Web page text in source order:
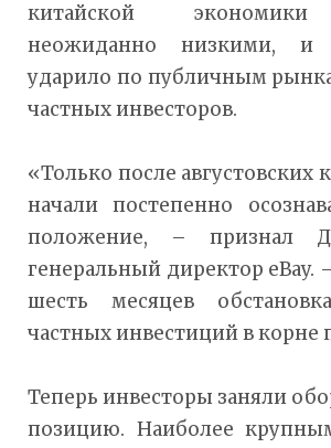
китайской экономики
неожиданно низкими, и
ударило по публичным
частных инвесторов.
«Только после
начали постепенно
положение, – признал
генеральный директор eBay.
шесть месяцев
частных инвестиций в корне
Теперь инвесторы заняли
позицию. Наиболее